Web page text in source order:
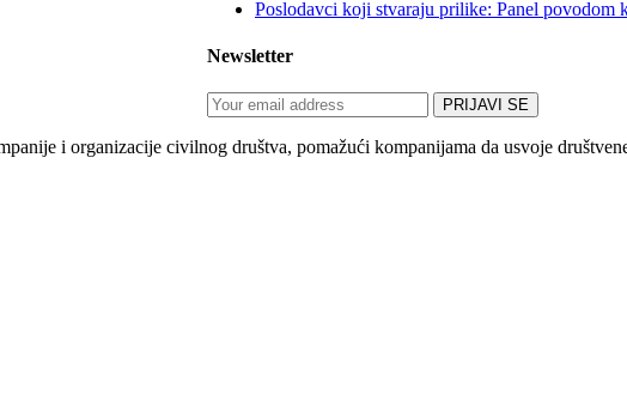
Poslodavci koji stvaraju prilike: Panel povodom
Newsletter
i organizacije civilnog društva, pomažući kompanijama da usvoje